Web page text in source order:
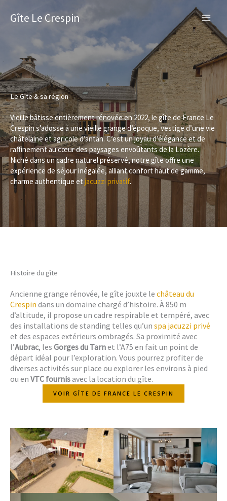
Gîte Le Crespin
Le Gîte & sa région
Vieille bâtisse entièrement rénovée en 2022, le gîte de France Le
Crespin s’adosse à une vieille grange d’époque, vestige d’une vie
châtelaine et agricole d’antan. C’est un joyau d’élégance et de
raffinement au cœur des paysages envoûtants de la Lozère.
Niché dans un cadre naturel préservé, notre gîte offre une
expérience de séjour inégalée, alliant confort haut de gamme,
charme authentique et jacuzzi privatif.
Histoire du gîte
Ancienne grange rénovée, le gîte jouxte le château du
Crespin dans un domaine chargé d’histoire. À 850 m
d’altitude, il propose un cadre respirable et tempéré, avec
des installations de standing telles qu’un spa jacuzzi privé
et des espaces extérieurs ombragés. Sa proximité avec
l’Aubrac, les Gorges du Tarnet l’A75 en fait un point de
départ idéal pour l’exploration. Vous pourrez profiter de
diverses activités sur place ou explorer les environs à pied
ou en VTC fournisavec la location du gîte.
VOIR GÎTE DE FRANCE LE CRESPIN